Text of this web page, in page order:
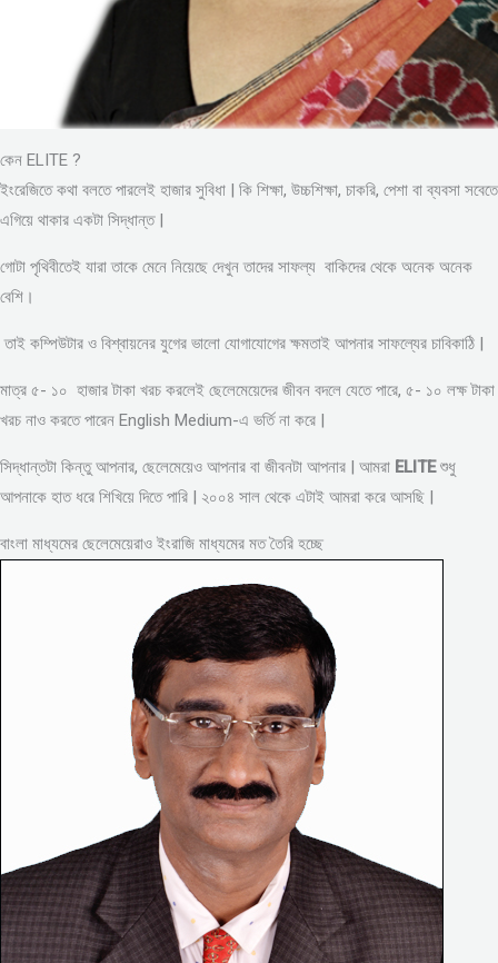
কেন ELITE ?
ইংরেজিতে কথা বলতে পারলেই হাজার সুবিধা | কি শিক্ষা, উচ্চশিক্ষা, চাকরি, পেশা বা ব্যবসা সবেতে
এগিয়ে থাকার একটা সিদ্ধান্ত |
গোটা পৃথিবীতেই যারা তাকে মেনে নিয়েছে দেখুন তাদের সাফল্য বাকিদের থেকে অনেক অনেক
বেশি।
তাই কম্পিউটার ও বিশ্বায়নের যুগের ভালো যোগাযোগের ক্ষমতাই আপনার সাফল্যের চাবিকাঠি |
মাত্র ৫- ১০ হাজার টাকা খরচ করলেই ছেলেমেয়েদের জীবন বদলে যেতে পারে, ৫- ১০ লক্ষ টাকা
খরচ নাও করতে পারেন English Medium-এ ভর্তি না করে |
সিদ্ধান্তটা কিন্তু আপনার, ছেলেমেয়েও আপনার বা জীবনটা আপনার | আমরা ELITEশুধু
আপনাকে হাত ধরে শিখিয়ে দিতে পারি | ২০০৪ সাল থেকে এটাই আমরা করে আসছি |
বাংলা মাধ্যমের ছেলেমেয়েরাও ইংরাজি মাধ্যমের মত তৈরি হচ্ছে